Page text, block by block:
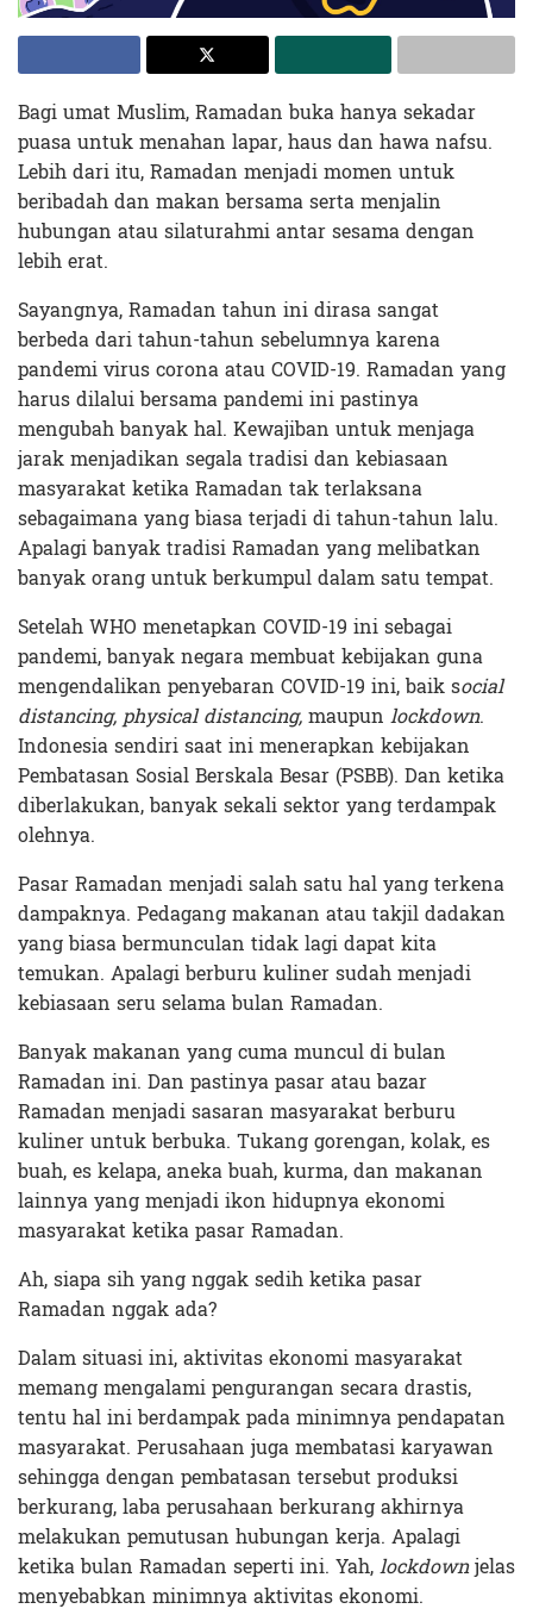
Bagi umat Muslim, Ramadan buka hanya sekadar
puasa untuk menahan lapar, haus dan hawa nafsu.
Lebih dari itu, Ramadan menjadi momen untuk
beribadah dan makan bersama serta menjalin
hubungan atau silaturahmi antar sesama dengan
lebih erat.
Sayangnya, Ramadan tahun ini dirasa sangat
berbeda dari tahun-tahun sebelumnya karena
pandemi virus corona atau COVID-19. Ramadan yang
harus dilalui bersama pandemi ini pastinya
mengubah banyak hal. Kewajiban untuk menjaga
jarak menjadikan segala tradisi dan kebiasaan
masyarakat ketika Ramadan tak terlaksana
sebagaimana yang biasa terjadi di tahun-tahun lalu.
Apalagi banyak tradisi Ramadan yang melibatkan
banyak orang untuk berkumpul dalam satu tempat.
Setelah WHO menetapkan COVID-19 ini sebagai
pandemi, banyak negara membuat kebijakan guna
mengendalikan penyebaran COVID-19 ini, baik social
distancing, physical distancing,maupun lockdown.
Indonesia sendiri saat ini menerapkan kebijakan
Pembatasan Sosial Berskala Besar (PSBB). Dan ketika
diberlakukan, banyak sekali sektor yang terdampak
olehnya.
Pasar Ramadan menjadi salah satu hal yang terkena
dampaknya. Pedagang makanan atau takjil dadakan
yang biasa bermunculan tidak lagi dapat kita
temukan. Apalagi berburu kuliner sudah menjadi
kebiasaan seru selama bulan Ramadan.
Banyak makanan yang cuma muncul di bulan
Ramadan ini. Dan pastinya pasar atau bazar
Ramadan menjadi sasaran masyarakat berburu
kuliner untuk berbuka. Tukang gorengan, kolak, es
buah, es kelapa, aneka buah, kurma, dan makanan
lainnya yang menjadi ikon hidupnya ekonomi
masyarakat ketika pasar Ramadan.
Ah, siapa sih yang nggak sedih ketika pasar
Ramadan nggak ada?
Dalam situasi ini, aktivitas ekonomi masyarakat
memang mengalami pengurangan secara drastis,
tentu hal ini berdampak pada minimnya pendapatan
masyarakat. Perusahaan juga membatasi karyawan
sehingga dengan pembatasan tersebut produksi
berkurang, laba perusahaan berkurang akhirnya
melakukan pemutusan hubungan kerja. Apalagi
ketika bulan Ramadan seperti ini. Yah,lockdownjelas
menyebabkan minimnya aktivitas ekonomi.